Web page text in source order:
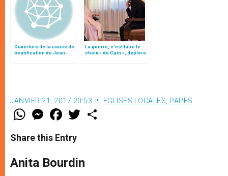
Ouverture de la cause de
béatification de Jean-
La guerre, c’est faire le
choix « de Caïn », déplore
JANVIER 21, 2017 20:53 EGLISES LOCALES PAPES
W
t
s
p
p
M
e
s
e
g
e
F
a
e
b
o
k
w
r
Share this Entry
Anita Bourdin